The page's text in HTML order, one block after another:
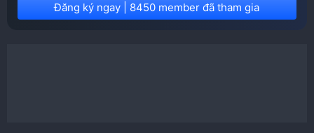
Đăng ký ngay | 8450 member đã tham gia